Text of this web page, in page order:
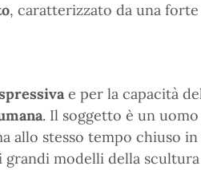
, caratterizzato da una forte
e per la capacità
. Il soggetto è un
allo stesso tempo chiuso in
modelli della scultura